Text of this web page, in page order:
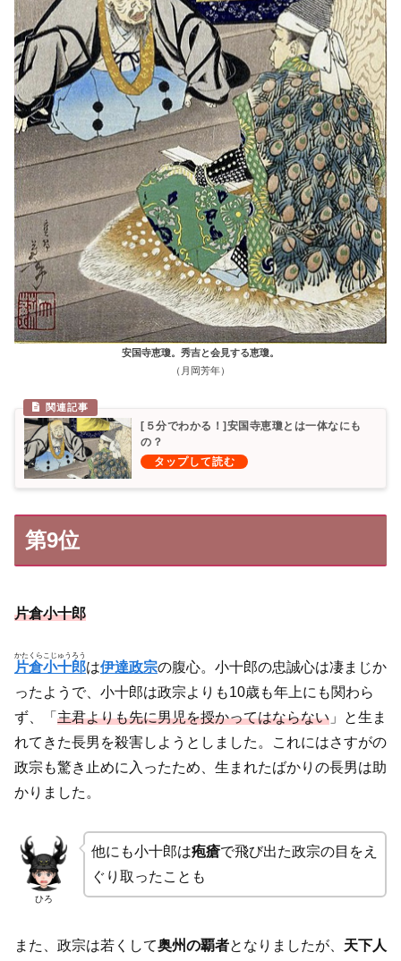
安国寺恵瓊。秀吉と会見する恵瓊。
（月岡芳年）
[５分でわかる！]安国寺恵瓊とは一体なにも
の？
第9位
片倉小十郎
片倉小十郎
かたくらこじゅうろう
は伊達政宗の腹心。小十郎の忠誠心は凄まじか
ったようで、小十郎は政宗よりも10歳も年上にも関わら
ず、「 主君よりも先に男児を授かってはならない 」と生ま
れてきた長男を殺害しようとしました。これにはさすがの
政宗も驚き止めに入ったため、生まれたばかりの長男は助
かりました。
ひろ
他にも小十郎は疱瘡で飛び出た政宗の目をえ
ぐり取ったことも
また、政宗は若くして奥州の覇者となりましたが、 天下人